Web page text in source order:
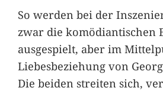
So werden bei der
zwar die komödiantischen
ausgespielt, aber im
Liebesbeziehung von
Die beiden streiten sich,